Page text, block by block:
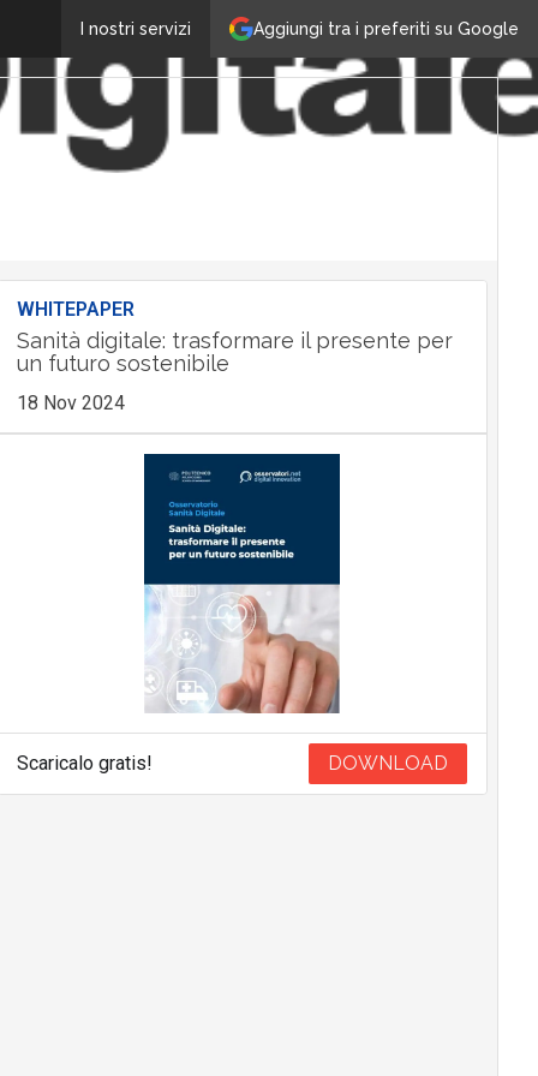
Aggiungi tra i preferiti su Google
I nostri servizi
WHITEPAPER
Sanità digitale: trasformare il presente per
un futuro sostenibile
18 Nov 2024
Scaricalo gratis! DOWNLOAD